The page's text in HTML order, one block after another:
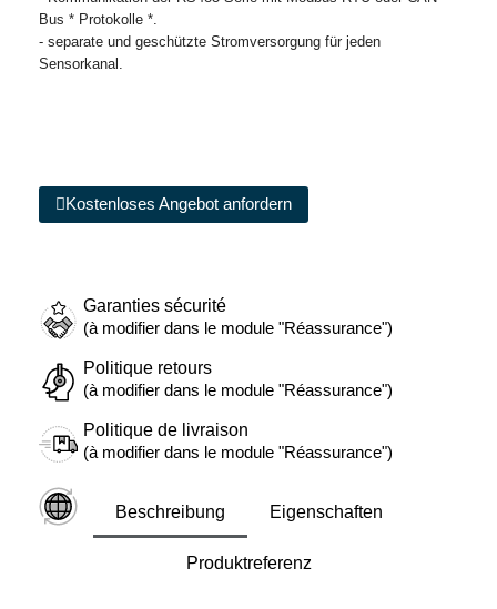
Bus * Protokolle *.
- separate und geschützte Stromversorgung für jeden
Sensorkanal.
Kostenloses Angebot anfordern
Garanties sécurité
(à modifier dans le module "Réassurance")
Politique retours
(à modifier dans le module "Réassurance")
Politique de livraison
(à modifier dans le module "Réassurance")
Beschreibung Eigenschaften
Produktreferenz